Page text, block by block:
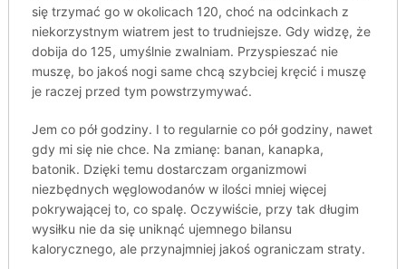
się trzymać go w okolicach 120, choć na odcinkach z
niekorzystnym wiatrem jest to trudniejsze. Gdy widzę, że
dobija do 125, umyślnie zwalniam. Przyspieszać nie
muszę, bo jakoś nogi same chcą szybciej kręcić i muszę
je raczej przed tym powstrzymywać.
Jem co pół godziny. I to regularnie co pół godziny, nawet
gdy mi się nie chce. Na zmianę: banan, kanapka,
batonik. Dzięki temu dostarczam organizmowi
niezbędnych węglowodanów w ilości mniej więcej
pokrywającej to, co spalę. Oczywiście, przy tak długim
wysiłku nie da się uniknąć ujemnego bilansu
kalorycznego, ale przynajmniej jakoś ograniczam straty.